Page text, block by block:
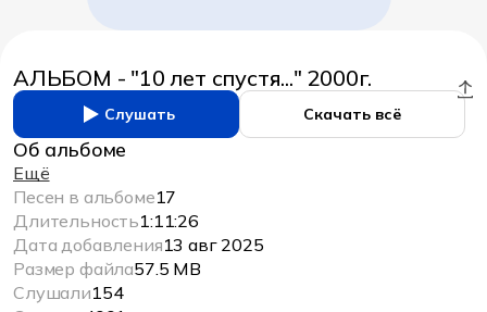
АЛЬБОМ - "10 лет спустя..." 2000г.
Слушать Скачать всё
Об альбоме
Ещё
Песен в альбоме17
Длительность1:11:26
Дата добавления13 авг 2025
Размер файла57.5 MB
Слушали154